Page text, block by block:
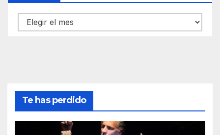
Archivos
Te has perdido